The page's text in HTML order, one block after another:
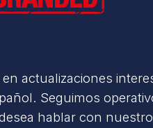
actualizaciones
Seguimos
hablar con